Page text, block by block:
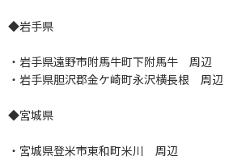
◆岩手県
・岩手県遠野市附馬牛町下附馬牛 周辺
・岩手県胆沢郡金ケ崎町永沢横長根 周辺
◆宮城県
・宮城県登米市東和町米川 周辺